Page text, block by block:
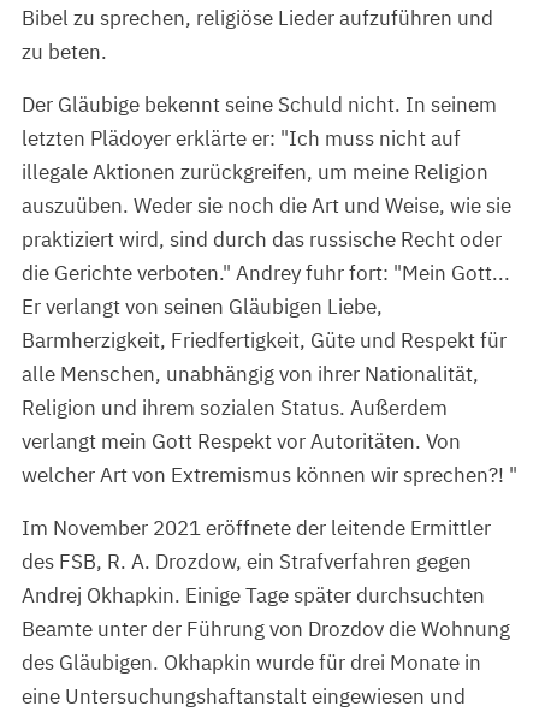
Bibel zu sprechen, religiöse Lieder aufzuführen und
zu beten.
Der Gläubige bekennt seine Schuld nicht. In seinem
letzten Plädoyer erklärte er: "Ich muss nicht auf
illegale Aktionen zurückgreifen, um meine Religion
auszuüben. Weder sie noch die Art und Weise, wie sie
praktiziert wird, sind durch das russische Recht oder
die Gerichte verboten." Andrey fuhr fort: "Mein Gott...
Er verlangt von seinen Gläubigen Liebe,
Barmherzigkeit, Friedfertigkeit, Güte und Respekt für
alle Menschen, unabhängig von ihrer Nationalität,
Religion und ihrem sozialen Status. Außerdem
verlangt mein Gott Respekt vor Autoritäten. Von
welcher Art von Extremismus können wir sprechen?! "
Im November 2021 eröffnete der leitende Ermittler
des FSB, R. A. Drozdow, ein Strafverfahren gegen
Andrej Okhapkin. Einige Tage später durchsuchten
Beamte unter der Führung von Drozdov die Wohnung
des Gläubigen. Okhapkin wurde für drei Monate in
eine Untersuchungshaftanstalt eingewiesen und